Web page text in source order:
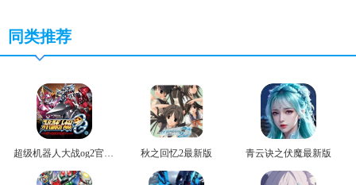
同类推荐
超级机器人大战og2官方版 秋之回忆2最新版 青云诀之伏魔最新版